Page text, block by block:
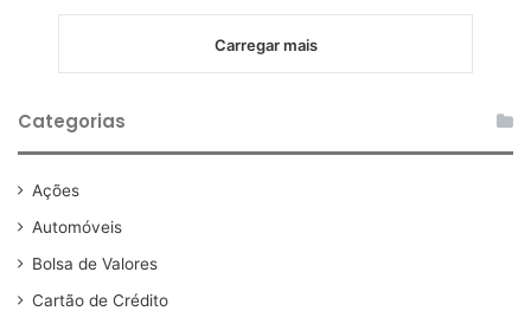
Carregar mais
Categorias
Ações
Automóveis
Bolsa de Valores
Cartão de Crédito